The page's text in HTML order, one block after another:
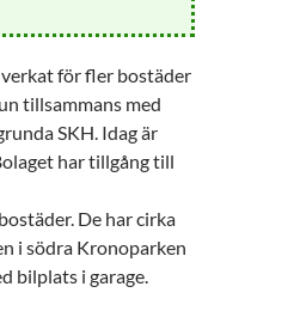
verkat för fler bostäder
tillsammans med
SKH. Idag är
har tillgång till
De har cirka
i södra Kronoparken
bilplats i garage.